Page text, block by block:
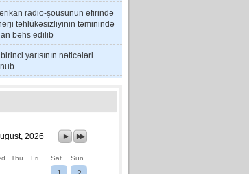
radio-şousunun efirində
təhlükəsizliyinin təminində
bəhs edilib
yarısının nəticələri
2026
Thu Fri Sat Sun